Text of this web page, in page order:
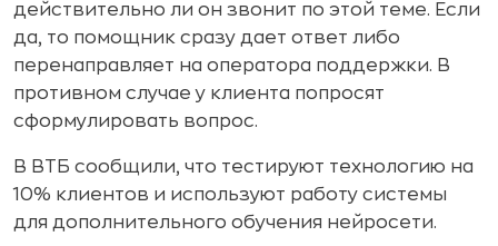
действительно ли он звонит по этой теме. Если
да, то помощник сразу дает ответ либо
перенаправляет на оператора поддержки. В
противном случае у клиента попросят
сформулировать вопрос.
В ВТБ сообщили, что тестируют технологию на
10% клиентов и используют работу системы
для дополнительного обучения нейросети.